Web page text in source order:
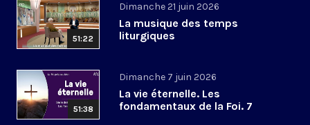
51:22
Dimanche 21 juin 2026
La musique des temps
liturgiques
51:38
Dimanche 7 juin 2026
La vie éternelle. Les
fondamentaux de la Foi. 7